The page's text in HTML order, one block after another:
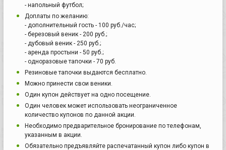
- напольный футбол;
Доплаты по желанию:
- дополнительный гость - 100 руб./час;
- березовый веник - 200 руб.;
- дубовый веник - 250 руб.;
- аренда простыни - 50 руб.;
- одноразовые тапочки - 70 руб.
Резиновые тапочки выдаются бесплатно.
Можно принести свои веники.
Один купон действует на одно посещение.
Один человек может использовать неограниченное
количество купонов по данной акции.
Необходимо предварительное бронирование по телефонам,
указанным в акции.
Обязательно предъявляйте распечатанный купон либо купон в